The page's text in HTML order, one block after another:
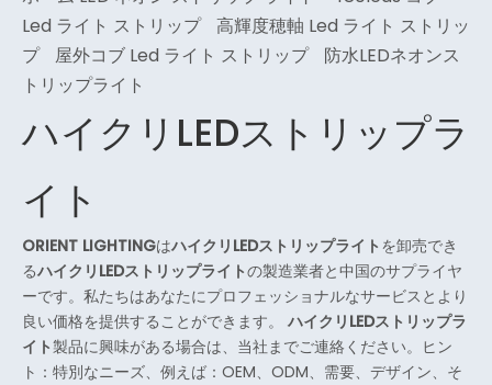
Led ライト ストリップ
高輝度穂軸 Led ライト ストリッ
プ
屋外コブ Led ライト ストリップ
防水LEDネオンス
トリップライト
ハイクリLEDストリップラ
イト
ORIENT LIGHTINGはハイクリLEDストリップライト を卸売でき
るハイクリLEDストリップライトの製造業者と中国のサプライヤ
ーです。私たちはあなたにプロフェッショナルなサービスとより
良い価格を提供することができます。 ハイクリLEDストリップラ
イト製品に興味がある場合は、当社までご連絡ください。ヒン
ト：特別なニーズ、例えば：OEM、ODM、需要、デザイン、そ